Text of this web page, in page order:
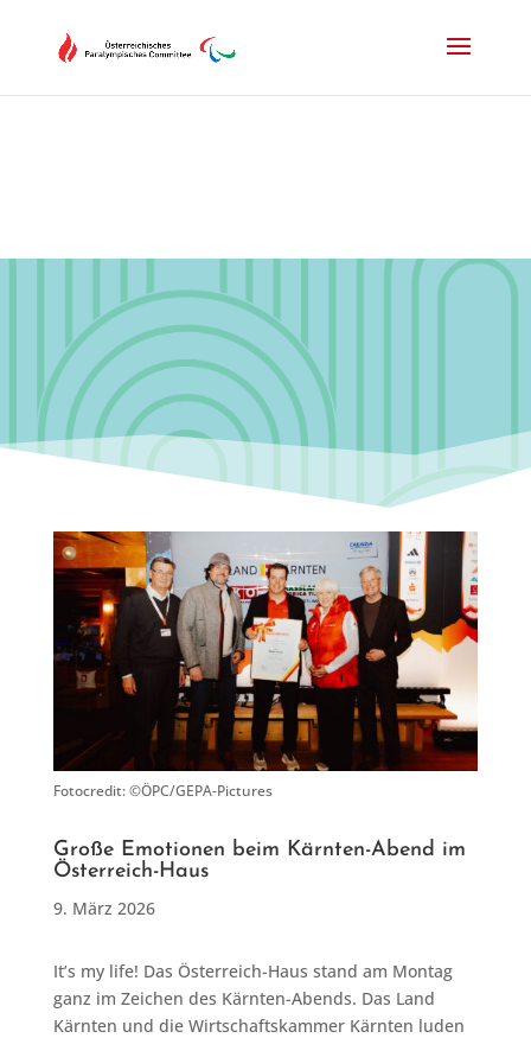
Fotocredit: ©ÖPC/GEPA-Pictures
Große Emotionen beim Kärnten-Abend im
Österreich-Haus
9. März 2026
It’s my life! Das Österreich-Haus stand am Montag
ganz im Zeichen des Kärnten-Abends. Das Land
Kärnten und die Wirtschaftskammer Kärnten luden